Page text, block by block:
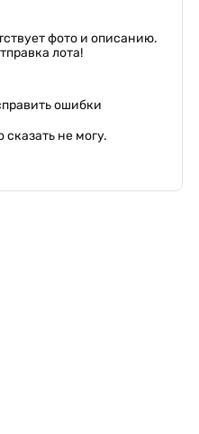
фото и описанию.
лота!
ошибки
сказать не могу.